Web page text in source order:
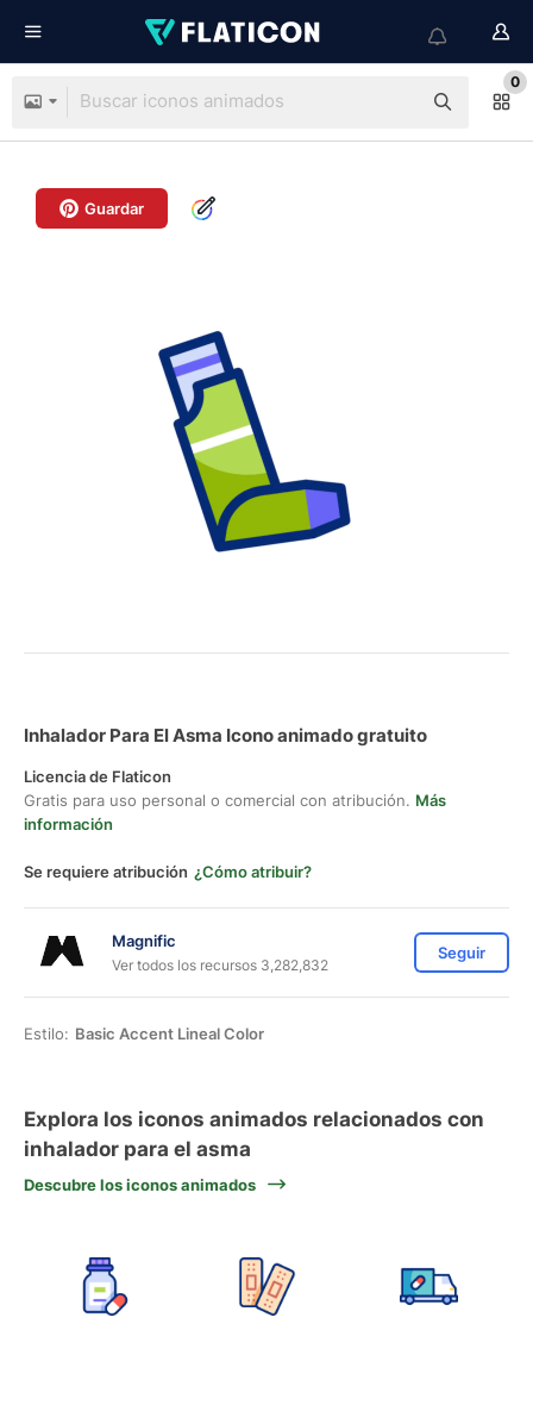
0
Guardar
Inhalador Para El Asma Icono animado gratuito
Licencia de Flaticon
Gratis para uso personal o comercial con atribución. Más
información
Se requiere atribución ¿Cómo atribuir?
Magnific
Ver todos los recursos 3,282,832
Seguir
Estilo: Basic Accent Lineal Color
Explora los iconos animados relacionados con
inhalador para el asma
Descubre los iconos animados